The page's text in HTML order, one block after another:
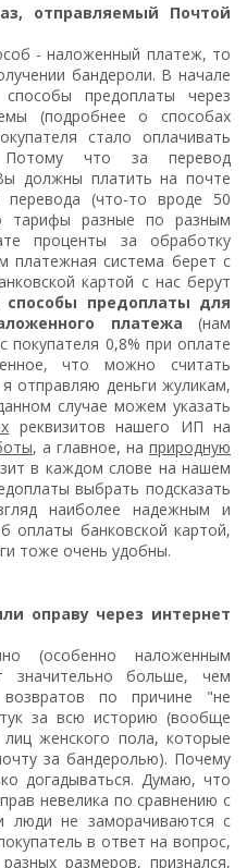
отправляемый Почтой
- наложенный платеж, то
бандероли. В начале
предоплаты через
(подробнее о способах
стало оплачивать
Потому что за перевод
должны платить на почте
(что-то вроде 50
разные по разным
проценты за обработку
платежная система берет с
картой с нас берут
способы предоплаты для
платежа (нам
покупателя 0,8% при оплате
что можно считать
отправляю деньги жуликам,
случае можем указать
реквизитов нашего ИП на
, а главное, на природную
в каждом слове на нашем
выбрать подсказать
наиболее надежным и
оплаты банковской картой,
тоже очень удобны.
оправу через интернет
(особенно наложенным
больше, чем
по причине "не
за всю историю (вообще
женского пола, которые
за бандеролью). Почему
догадываться. Думаю, что
невелика по сравнению с
люди не заморачиваются с
в ответ на вопрос,
размеров, признался,